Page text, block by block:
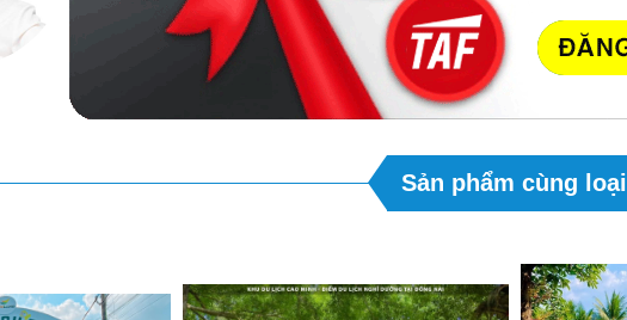
Sản phẩm cùng loại